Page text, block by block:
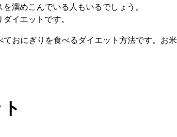
溜めこんでいる人もいるでしょう。
イエットです。
おにぎりを食べるダイエット方法です。お米